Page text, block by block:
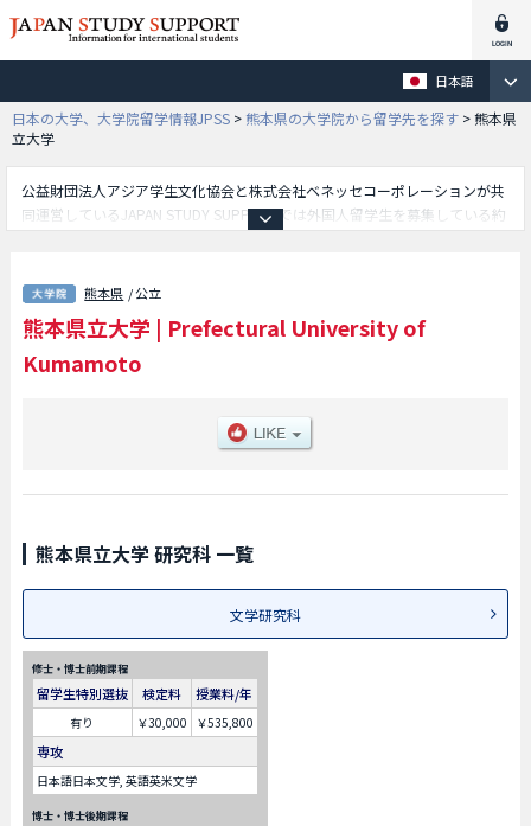
日本語
日本の大学、大学院留学情報JPSS >熊本県の大学院から留学先を探す >熊本県
立大学
公益財団法人アジア学生文化協会と株式会社ベネッセコーポレーションが共
同運営しているJAPAN STUDY SUPPORTでは外国人留学生を募集している約
ドミニストレーション研究科や環境共生学研究科等、研究科別情報や、募集
定員や合格者数など入試情報、施設案内、アクセスなど外国人留学生に必要
な情報を掲載しているので是非ご利用ください。
熊本県 / 公立
熊本県立大学 | Prefectural University of
Kumamoto
熊本県立大学 研究科 一覧
文学研究科
修士・博士前期課程
留学生特別選抜 検定料 授業料/年
有り ￥30,000 ￥535,800
専攻
日本語日本文学, 英語英米文学
博士・博士後期課程